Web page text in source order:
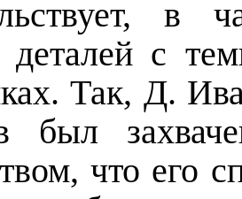
в
с
Так, Д.
был
что его